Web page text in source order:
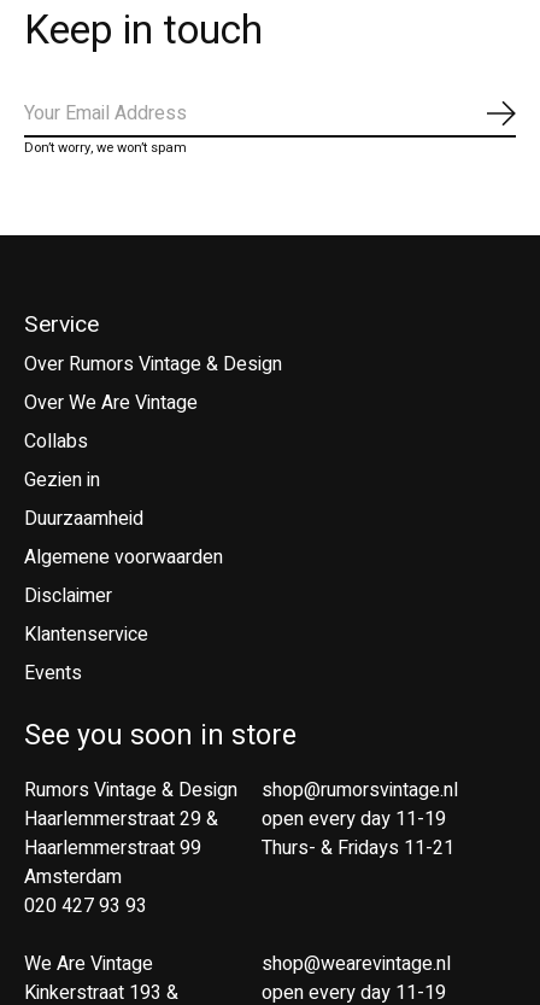
Keep in touch
Don’t worry, we won’t spam
Service
Over Rumors Vintage & Design
Over We Are Vintage
Collabs
Gezien in
Duurzaamheid
Algemene voorwaarden
Disclaimer
Klantenservice
Events
See you soon in store
Rumors Vintage & Design
Haarlemmerstraat 29 &
Haarlemmerstraat 99
Amsterdam
020 427 93 93
We Are Vintage
Kinkerstraat 193 &
shop@rumorsvintage.nl
open every day 11-19
Thurs- & Fridays 11-21
shop@wearevintage.nl
open every day 11-19